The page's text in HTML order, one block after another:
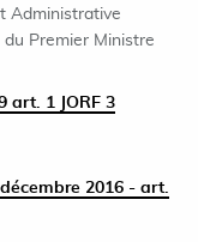
Administrative
Premier Ministre
art. 1 JORF 3
2016 - art.